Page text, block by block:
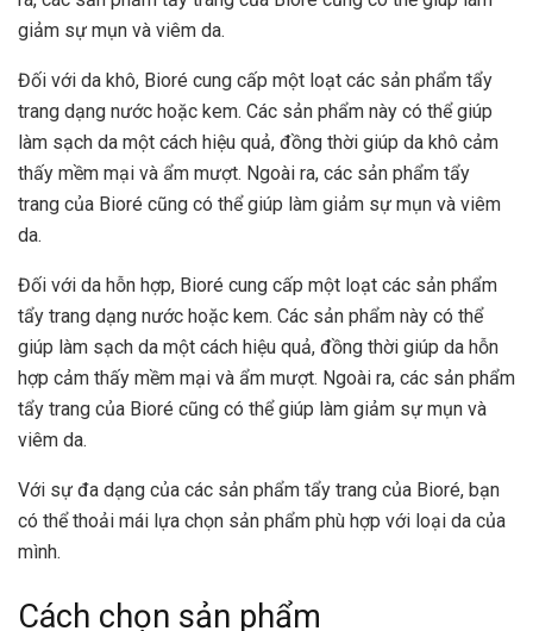
giảm sự mụn và viêm da.
Đối với da khô, Bioré cung cấp một loạt các sản phẩm tẩy
trang dạng nước hoặc kem. Các sản phẩm này có thể giúp
làm sạch da một cách hiệu quả, đồng thời giúp da khô cảm
thấy mềm mại và ẩm mượt. Ngoài ra, các sản phẩm tẩy
trang của Bioré cũng có thể giúp làm giảm sự mụn và viêm
da.
Đối với da hỗn hợp, Bioré cung cấp một loạt các sản phẩm
tẩy trang dạng nước hoặc kem. Các sản phẩm này có thể
giúp làm sạch da một cách hiệu quả, đồng thời giúp da hỗn
hợp cảm thấy mềm mại và ẩm mượt. Ngoài ra, các sản phẩm
tẩy trang của Bioré cũng có thể giúp làm giảm sự mụn và
viêm da.
Với sự đa dạng của các sản phẩm tẩy trang của Bioré, bạn
có thể thoải mái lựa chọn sản phẩm phù hợp với loại da của
mình.
Cách chọn sản phẩm